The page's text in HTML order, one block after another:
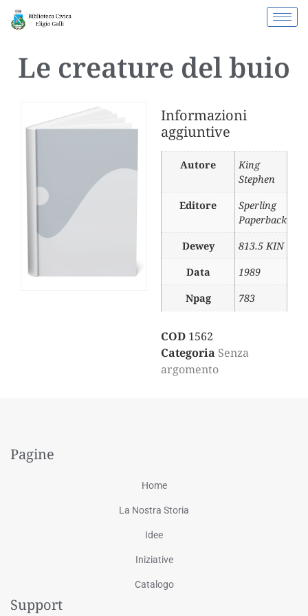
Le creature del buio
Informazioni
aggiuntive
Autore
King
Stephen
Editore
Sperling
Paperback
Dewey
813.5 KIN
Data
1989
Npag
783
COD 1562
Categoria Senza
argomento
Pagine
Home
La Nostra Storia
Idee
Iniziative
Catalogo
Support